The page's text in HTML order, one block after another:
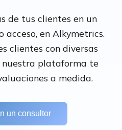
de tus clientes en un
acceso, en Alkymetrics.
clientes con diversas
nuestra plataforma te
a medida.
un consultor